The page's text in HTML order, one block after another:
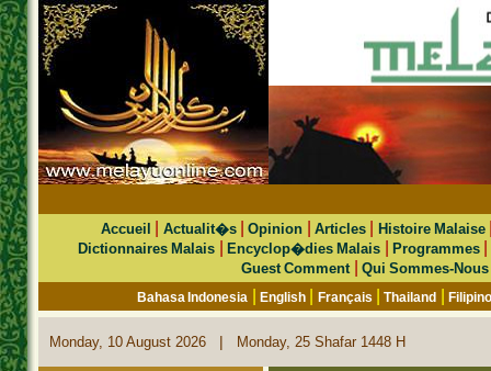
Accueil Actualit�s|Opinion Articles| Histoire Malaise
Dictionnaires Malais |Encyclop�dies Malais |Programmes
Guest Comment Qui Sommes-Nous
Bahasa Indonesia |English Français |Thailand |
Monday, 10 August 2026 | Monday, 25 Shafar 1448 H